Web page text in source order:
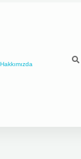
Hakkımızda